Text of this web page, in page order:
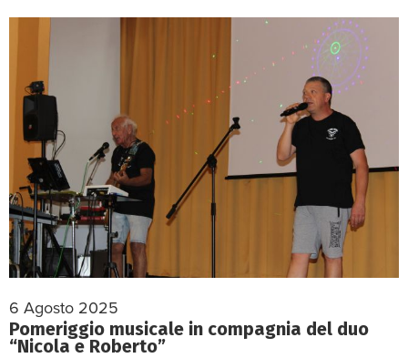
6 Agosto 2025
Pomeriggio musicale in compagnia del duo
“Nicola e Roberto”